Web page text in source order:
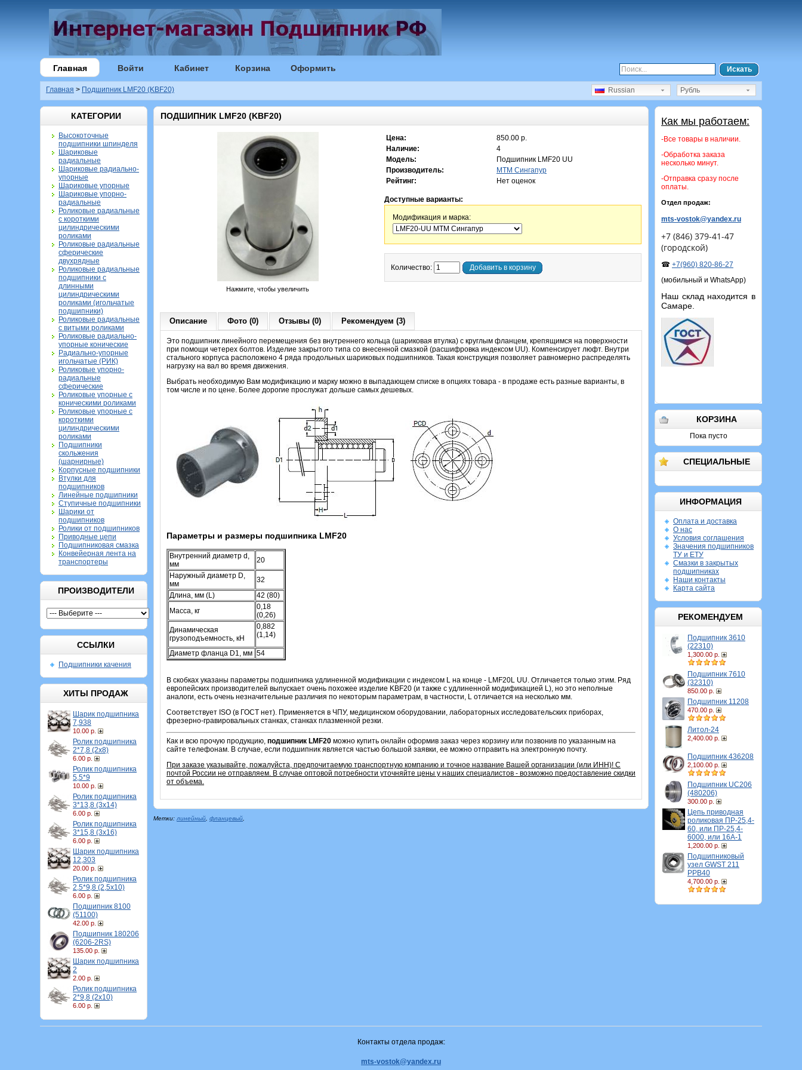
Главная Войти Кабинет Корзина Оформить Искать
Главная > Подшипник LMF20 (KBF20) Рубль
Russian
КАТЕГОРИИ
Высокоточные
подшипники шпинделя
Шариковые
радиальные
Шариковые радиально-
упорные
Шариковые упорные
Шариковые упорно-
радиальные
Роликовые радиальные
с короткими
цилиндрическими
роликами
Роликовые радиальные
сферические
двухрядные
Роликовые радиальные
подшипники с
длинными
цилиндрическими
роликами (игольчатые
подшипники)
Роликовые радиальные
с витыми роликами
Роликовые радиально-
упорные конические
Радиально-упорные
игольчатые (РИК)
Роликовые упорно-
радиальные
сферические
Роликовые упорные с
коническими роликами
Роликовые упорные с
короткими
цилиндрическими
роликами
Подшипники
скольжения
(шарнирные)
Корпусные подшипники
Втулки для
подшипников
Линейные подшипники
Ступичные подшипники
Шарики от
подшипников
Ролики от подшипников
Приводные цепи
Подшипниковая смазка
Конвейерная лента на
транспортеры
ПРОИЗВОДИТЕЛИ
ССЫЛКИ
Подшипники качения
ХИТЫ ПРОДАЖ
Шарик подшипника
7,938
10.00 р.
Ролик подшипника
2*7,8 (2х8)
6.00 р.
Ролик подшипника
5,5*9
10.00 р.
Ролик подшипника
3*13,8 (3х14)
6.00 р.
Ролик подшипника
3*15,8 (3х16)
6.00 р.
Шарик подшипника
12,303
20.00 р.
Ролик подшипника
2,5*9,8 (2,5х10)
6.00 р.
Подшипник 8100
(51100)
42.00 р.
Подшипник 180206
(6206-2RS)
135.00 р.
Шарик подшипника
2
2.00 р.
Ролик подшипника
2*9,8 (2х10)
6.00 р.
Как мы работаем:
-Все товары в наличии.
-Обработка заказа
несколько минут.
-Отправка сразу после
оплаты.
Отдел продаж:
mts-vostok@yandex.ru
+7 (846) 379-41-47
(городской)
☎ +7(960) 820-86-27
(мобильный и WhatsApp)
Наш склад находится в
Самаре.
КОРЗИНА
Пока пусто
СПЕЦИАЛЬНЫЕ
ИНФОРМАЦИЯ
Оплата и доставка
О нас
Условия соглашения
Значения подшипников
ТУ и ЕТУ
Смазки в закрытых
подшипниках
Наши контакты
Карта сайта
РЕКОМЕНДУЕМ
Подшипник 3610
(22310)
1,300.00 р.
Подшипник 7610
(32310)
850.00 р.
Подшипник 11208
470.00 р.
Литол-24
2,400.00 р.
Подшипник 436208
2,100.00 р.
Подшипник UC206
(480206)
300.00 р.
Цепь приводная
роликовая ПР-25,4-
60, или ПР-25,4-
6000, или 16A-1
1,200.00 р.
Подшипниковый
узел GWST 211
PPB40
4,700.00 р.
ПОДШИПНИК LMF20 (KBF20)
Нажмите, чтобы увеличить
Цена:
850.00 р.
Наличие:
4
Модель:
Подшипник LMF20 UU
Производитель:
MTM Сингапур
Рейтинг:
Нет оценок
Доступные варианты:
Модификация и марка:
Количество: Добавить в корзину
Описание Фото (0) Отзывы (0) Рекомендуем (3)
Это подшипник линейного перемещения без внутреннего кольца (шариковая втулка) с круглым фланцем, крепящимся на поверхности
при помощи четерех болтов. Изделие закрытого типа со внесенной смазкой (расшифровка индексом UU). Компенсирует люфт. Внутри
стального корпуса расположено 4 ряда продольных шариковых подшипников. Такая конструкция позволяет равномерно распределять
нагрузку на вал во время движения.
Выбрать необходимую Вам модификацию и марку можно в выпадающем списке в опциях товара - в продаже есть разные варианты, в
том числе и по цене. Более дорогие прослужат дольше самых дешевых.
Параметры и размеры подшипника LMF20
Внутренний диаметр d,
мм
20
Наружный диаметр D,
мм
32
Длина, мм (L)
42 (80)
Масса, кг
0,18
(0,26)
Динамическая
грузоподъемность, кН
0,882
(1,14)
Диаметр фланца D1, мм 54
В скобках указаны параметры подшипника удлиненной модификации с индексом L на конце - LMF20L UU. Отличается только этим. Ряд
европейских производителей выпускает очень похожее изделие KBF20 (и также с удлиненной модификацией L), но это неполные
аналоги, есть очень незначительные различия по некоторым параметрам, в частности, L отличается на несколько мм.
Соответствует ISO (в ГОСТ нет). Применяется в ЧПУ, медицинском оборудовании, лабораторных исследовательских приборах,
фрезерно-гравировальных станках, станках плазменной резки.
Как и всю прочую продукцию, подшипник LMF20 можно купить онлайн оформив заказ через корзину или позвонив по указанным на
сайте телефонам. В случае, если подшипник является частью большой заявки, ее можно отправить на электронную почту.
При заказе указывайте, пожалуйста, предпочитаемую транспортную компанию и точное название Вашей организации (или ИНН)! С
почтой России не отправляем. В случае оптовой потребности уточняйте цены у наших специалистов - возможно предоставление скидки
от объема.
Метки: линейный фланцевый
Контакты отдела продаж:
mts-vostok@yandex.ru